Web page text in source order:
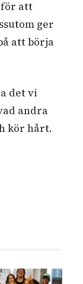
att
ger
att börja
det vi
andra
kör hårt.